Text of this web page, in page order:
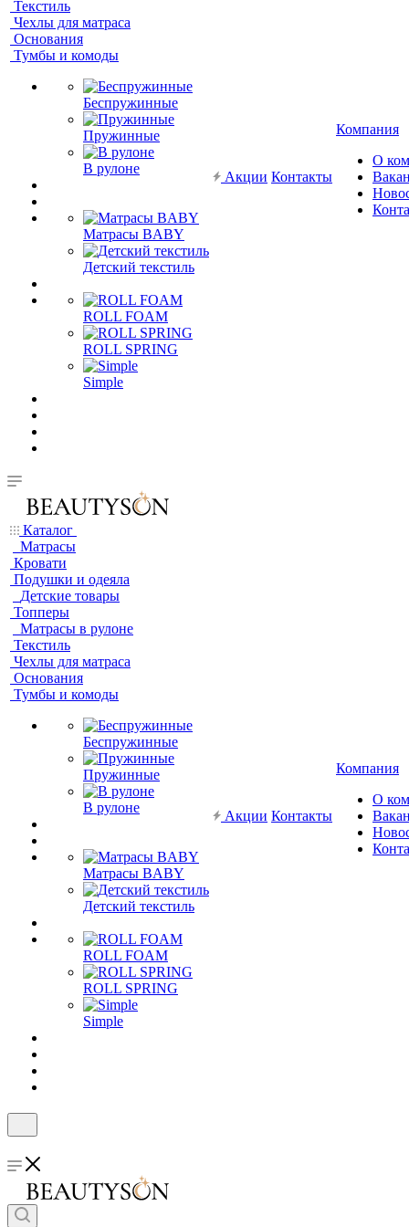
Текстиль
Чехлы для матраса
Основания
Тумбы и комоды
Беспружинные
Пружинные
В рулоне
Матрасы BABY
Детский текстиль
ROLL FOAM
ROLL SPRING
Simple
Акции Контакты
Компания
О
Каталог
Матрасы
Кровати
Подушки и одеяла
Детские товары
Топперы
Матрасы в рулоне
Текстиль
Чехлы для матраса
Основания
Тумбы и комоды
Беспружинные
Пружинные
В рулоне
Матрасы BABY
Детский текстиль
ROLL FOAM
ROLL SPRING
Simple
Акции Контакты
Компания
О